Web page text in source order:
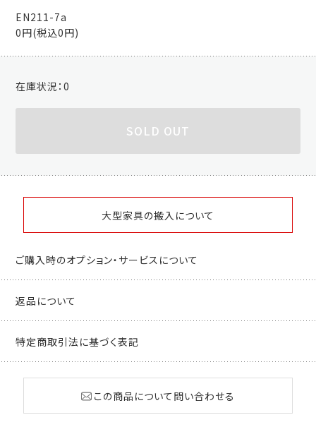
EN211-7a
0円(税込0円)
在庫状況：0
SOLD OUT
大型家具の搬入について
ご購入時のオプション・サービスについて
返品について
特定商取引法に基づく表記
この商品について問い合わせる